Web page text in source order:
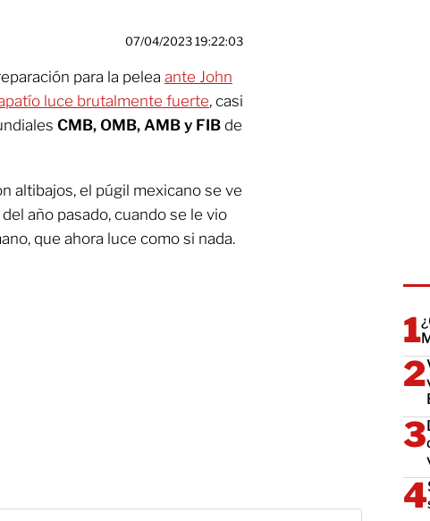
07/04/2023 19:22:03
para la pelea ante John
luce brutalmente fuerte, casi
CMB, OMB, AMB y FIB de
altibajos, el púgil mexicano se ve
año pasado, cuando se le vio
que ahora luce como si nada.